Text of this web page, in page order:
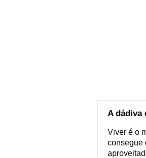
A dádiva
Viver é o
consegue